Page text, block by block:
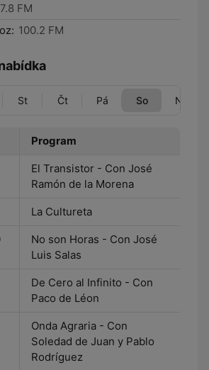
FM
100.2 FM
St Čt Pá So Ne
Program
El Transistor - Con José
Ramón de la Morena
La Cultureta
No son Horas - Con José
Luis Salas
De Cero al Infinito - Con
Paco de Léon
Onda Agraria - Con
Soledad de Juan y Pablo
Rodríguez